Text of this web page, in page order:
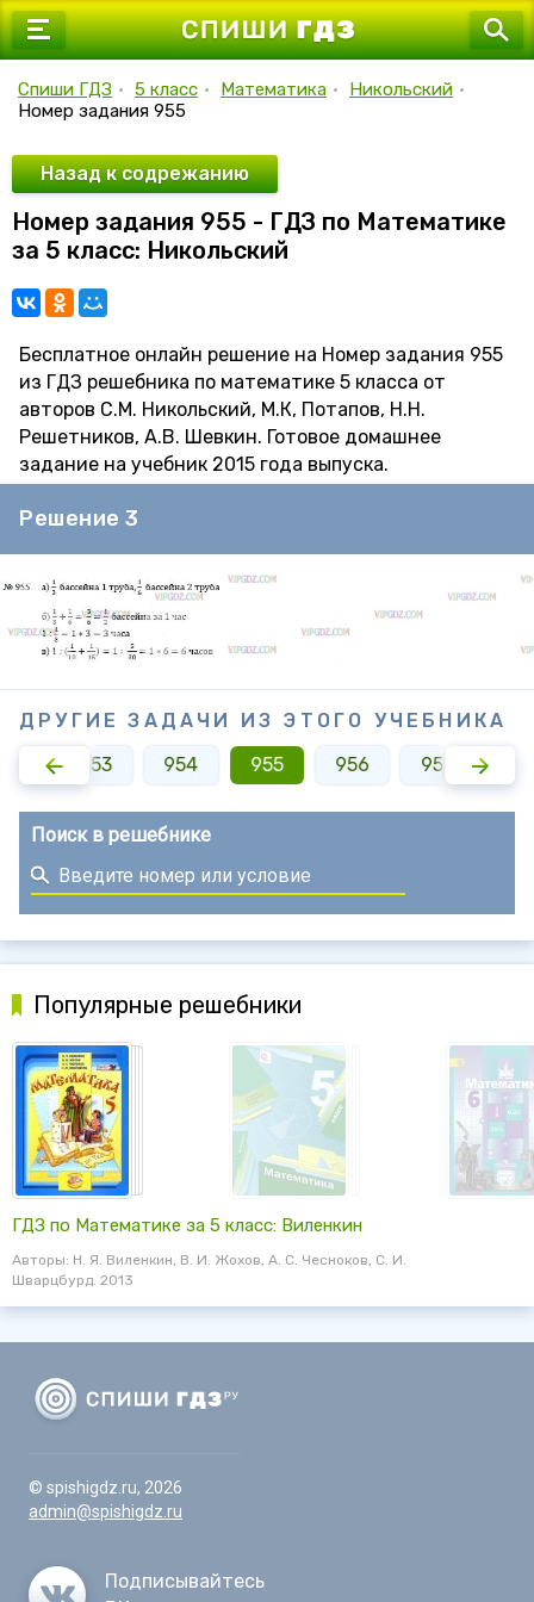
7 класс
9 класс
10 класс
11 класс
Спиши ГДЗ • 5 класс • Математика • Никольский •
Номер задания 955
Назад к содрежанию
Номер задания 955 - ГДЗ по Математике
за 5 класс: Никольский
Бесплатное онлайн решение на Номер задания 955
из ГДЗ решебника по математике 5 класса от
авторов С.М. Никольский, М.К, Потапов, Н.Н.
Решетников, А.В. Шевкин. Готовое домашнее
задание на учебник 2015 года выпуска.
Решение 3
ДРУГИЕ ЗАДАЧИ ИЗ ЭТОГО УЧЕБНИКА
953 954 955 956 957
Поиск в решебнике
Популярные решебники
ГДЗ по Математике за 5 класс: Виленкин
Авторы: Н. Я. Виленкин, В. И. Жохов, А. С. Чесноков, С. И.
Шварцбурд. 2013
© spishigdz.ru, 2026
admin@spishigdz.ru
Подписывайтесь